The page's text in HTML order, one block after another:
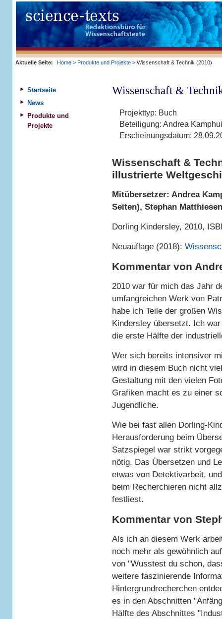
Aktuelle Seite: Home> Produkte und Projekte> Wissenschaft & Technik (2010)
Wissenschaft &
Projekttyp: Buch
Beteiligung: Andrea
Erscheinungsdatum:
Wissenschaft &
illustrierte
Mitübersetzer: Andrea
Seiten), Stephan
Dorling Kindersley, 2010,
Neuauflage (2018):
Kommentar von
2010 war für mich das Jahr
umfangreichen Werk von
habe ich Teile der großen
Kindersley übersetzt. Ich
die erste Hälfte der
Wer sich bereits intensiver
wird in diesem Buch nicht
Gestaltung mit den vielen
Grafiken macht es zu einer
Jugendliche.
Wie bei fast allen Dorling-
Herausforderung beim
Satzspiegel war strikt
nötig. Das Übersetzen und
etwas von Detektivarbeit,
beim Recherchieren nicht
festliest.
Kommentar von
Als ich an diesem Werk
noch mehr als gewöhnlich
von "Wusstest du schon,
weitere faszinierende
Hintergrundrecherchen
es in den Abschnitten
Hälfte des Abschnittes
Startseite
News
Produkte und
Projekte